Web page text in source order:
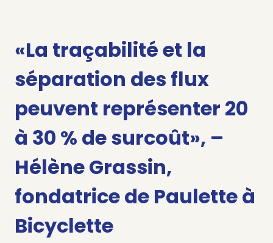
«La traçabilité et la
séparation des flux
peuvent représenter 20
à 30 % de surcoût», –
Hélène Grassin,
fondatrice de Paulette à
Bicyclette